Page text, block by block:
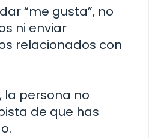
“me gusta”, no
ni enviar
relacionados con
la persona no
de que has